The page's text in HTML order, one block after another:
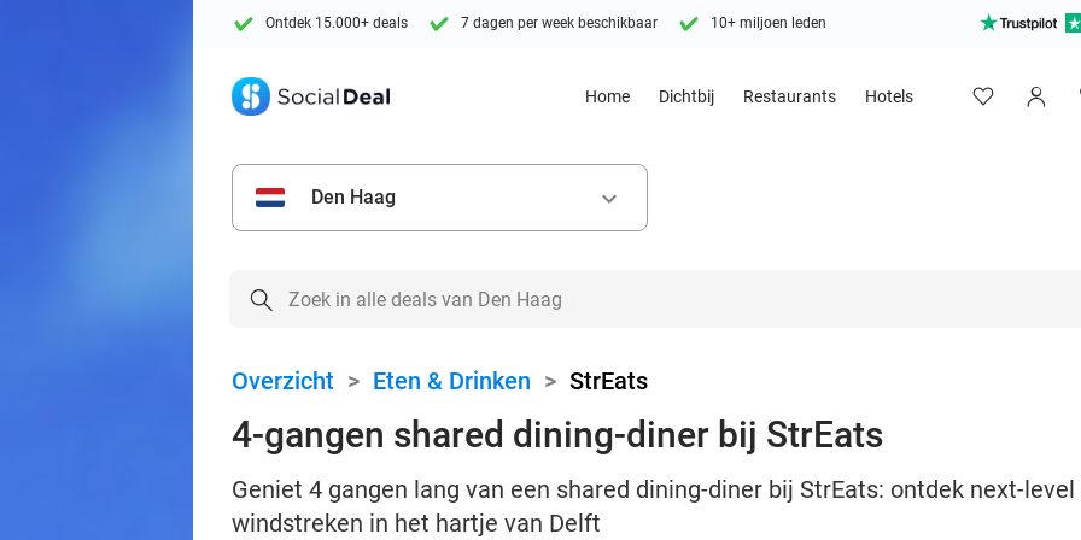
Ontdek 15.000+ deals 7 dagen per week beschikbaar 10+ miljoen leden
Home Dichtbij Restaurants Hotels
Den Haag keyboard_arrow_down
Overzicht > Eten & Drinken > StrEats
4-gangen shared dining-diner bij StrEats
Geniet 4 gangen lang van een shared dining-diner bij StrEats: ontdek next-
windstreken in het hartje van Delft